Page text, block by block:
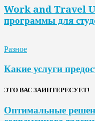
Work and Travel
программы для
Разное
Какие услуги
ЭТО ВАС ЗАИНТЕРЕСУЕТ!
Оптимальные